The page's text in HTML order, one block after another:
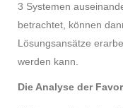
3 Systemen
betrachtet, können
Lösungsansätze
werden kann.
Die Analyse der